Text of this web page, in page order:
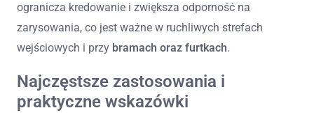
ogranicza kredowanie i zwiększa odporność na
zarysowania, co jest ważne w ruchliwych strefach
wejściowych i przy bramach oraz furtkach.
Najczęstsze zastosowania i
praktyczne wskazówki